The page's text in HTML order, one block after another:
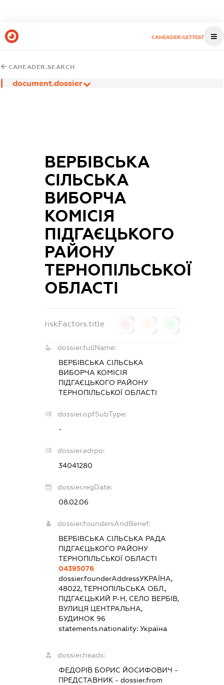
CAHEADER.GETTEST
CAHEADER.SEARCH
document.dossier
ВЕРБІВСЬКА
СІЛЬСЬКА
ВИБОРЧА
КОМІСІЯ
ПІДГАЄЦЬКОГО
РАЙОНУ
ТЕРНОПІЛЬСЬКОЇ
ОБЛАСТІ
riskFactors.title
dossier.fullName:
ВЕРБІВСЬКА СІЛЬСЬКА
ВИБОРЧА КОМІСІЯ
ПІДГАЄЦЬКОГО РАЙОНУ
ТЕРНОПІЛЬСЬКОЇ ОБЛАСТІ
dossier.opfSubType:
-
dossier.edrpo:
34041280
dossier.regDate:
08.02.06
dossier.foundersAndBenef:
ВЕРБІВСЬКА СІЛЬСЬКА РАДА
ПІДГАЄЦЬКОГО РАЙОНУ
ТЕРНОПІЛЬСЬКОЇ ОБЛАСТІ
04395076
dossier.founderAddressУКРАЇНА,
48022, ТЕРНОПІЛЬСЬКА ОБЛ.,
ПІДГАЄЦЬКИЙ Р-Н, СЕЛО ВЕРБІВ,
ВУЛИЦЯ ЦЕНТРАЛЬНА,
БУДИНОК 96
statements.nationality:Україна
dossier.heads:
ФЕДОРІВ БОРИС ЙОСИФОВИЧ -
ПРЕДСТАВНИК - dossier.from